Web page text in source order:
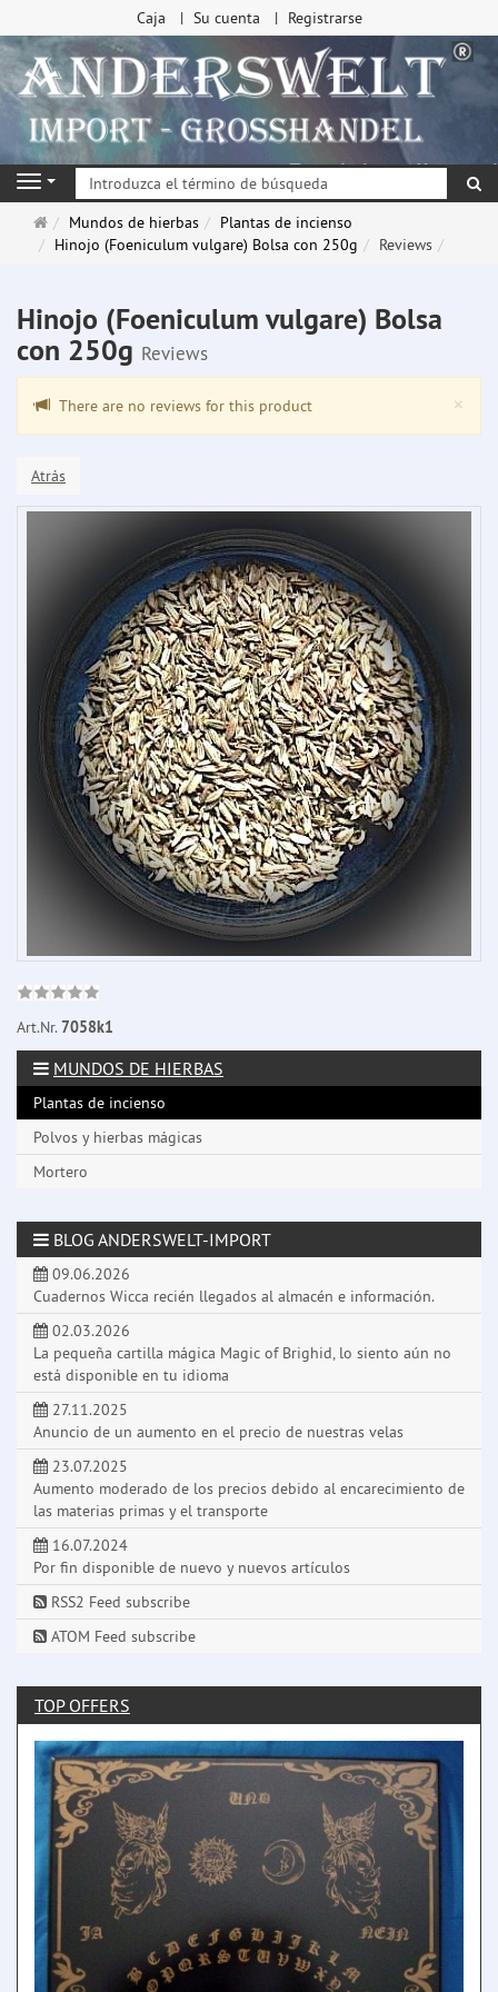
Caja Su cuenta Registrarse
Navigation
Página
de
Mundos de hierbas
Plantas de incienso
Hinojo (Foeniculum vulgare) Bolsa con 250g
Reviews
Hinojo (Foeniculum vulgare) Bolsa
con 250g Reviews
×
There are no reviews for this product
Atrás
Art.Nr.7058k1
MUNDOS DE HIERBAS
Plantas de incienso
Polvos y hierbas mágicas
Mortero
BLOG ANDERSWELT-IMPORT
09.06.2026
Cuadernos Wicca recién llegados al almacén e información.
02.03.2026
La pequeña cartilla mágica Magic of Brighid, lo siento aún no
está disponible en tu idioma
27.11.2025
Anuncio de un aumento en el precio de nuestras velas
23.07.2025
Aumento moderado de los precios debido al encarecimiento de
las materias primas y el transporte
16.07.2024
Por fin disponible de nuevo y nuevos artículos
RSS2 Feed subscribe
ATOM Feed subscribe
TOP OFFERS